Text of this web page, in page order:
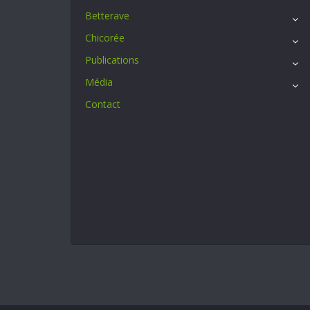
Betterave
Chicorée
Publications
Média
Contact